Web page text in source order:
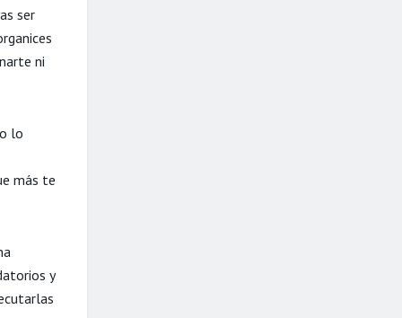
ser
ni
lo
más te
y